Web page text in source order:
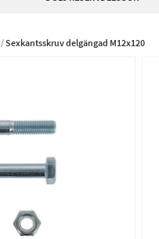
Sexkantsskruv delgängad M12x120